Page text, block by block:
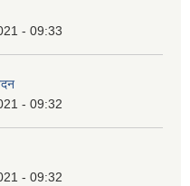
- 09:33
- 09:32
- 09:32